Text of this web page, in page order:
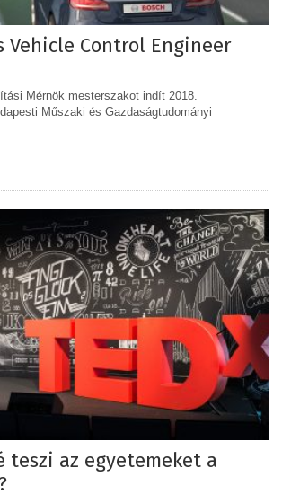
Vehicle Control Engineer
Mérnök mesterszakot indít 2018.
Műszaki és Gazdaságtudományi
teszi az egyetemeket a